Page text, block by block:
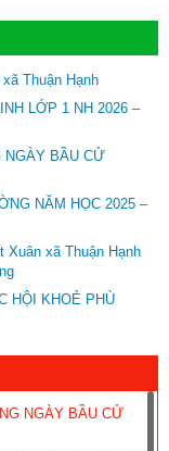
Thuận Hạnh
LỚP 1 NH 2026 –
NGÀY BẦU CỬ
NĂM HỌC 2025 –
xã Thuận Hạnh
HỘI KHOẺ PHÙ
NGÀY BẦU CỬ